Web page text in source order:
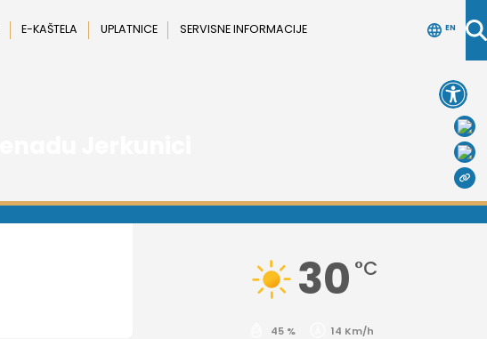
E-KAŠTELA UPLATNICE SERVISNE INFORMACIJE EN
30 °C
45 % 14 Km/h